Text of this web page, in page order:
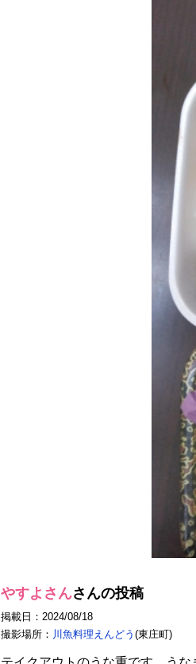
やすよさんさんの投稿
掲載日：2024/08/18
撮影場所： 川魚料理えんどう (東庄町)